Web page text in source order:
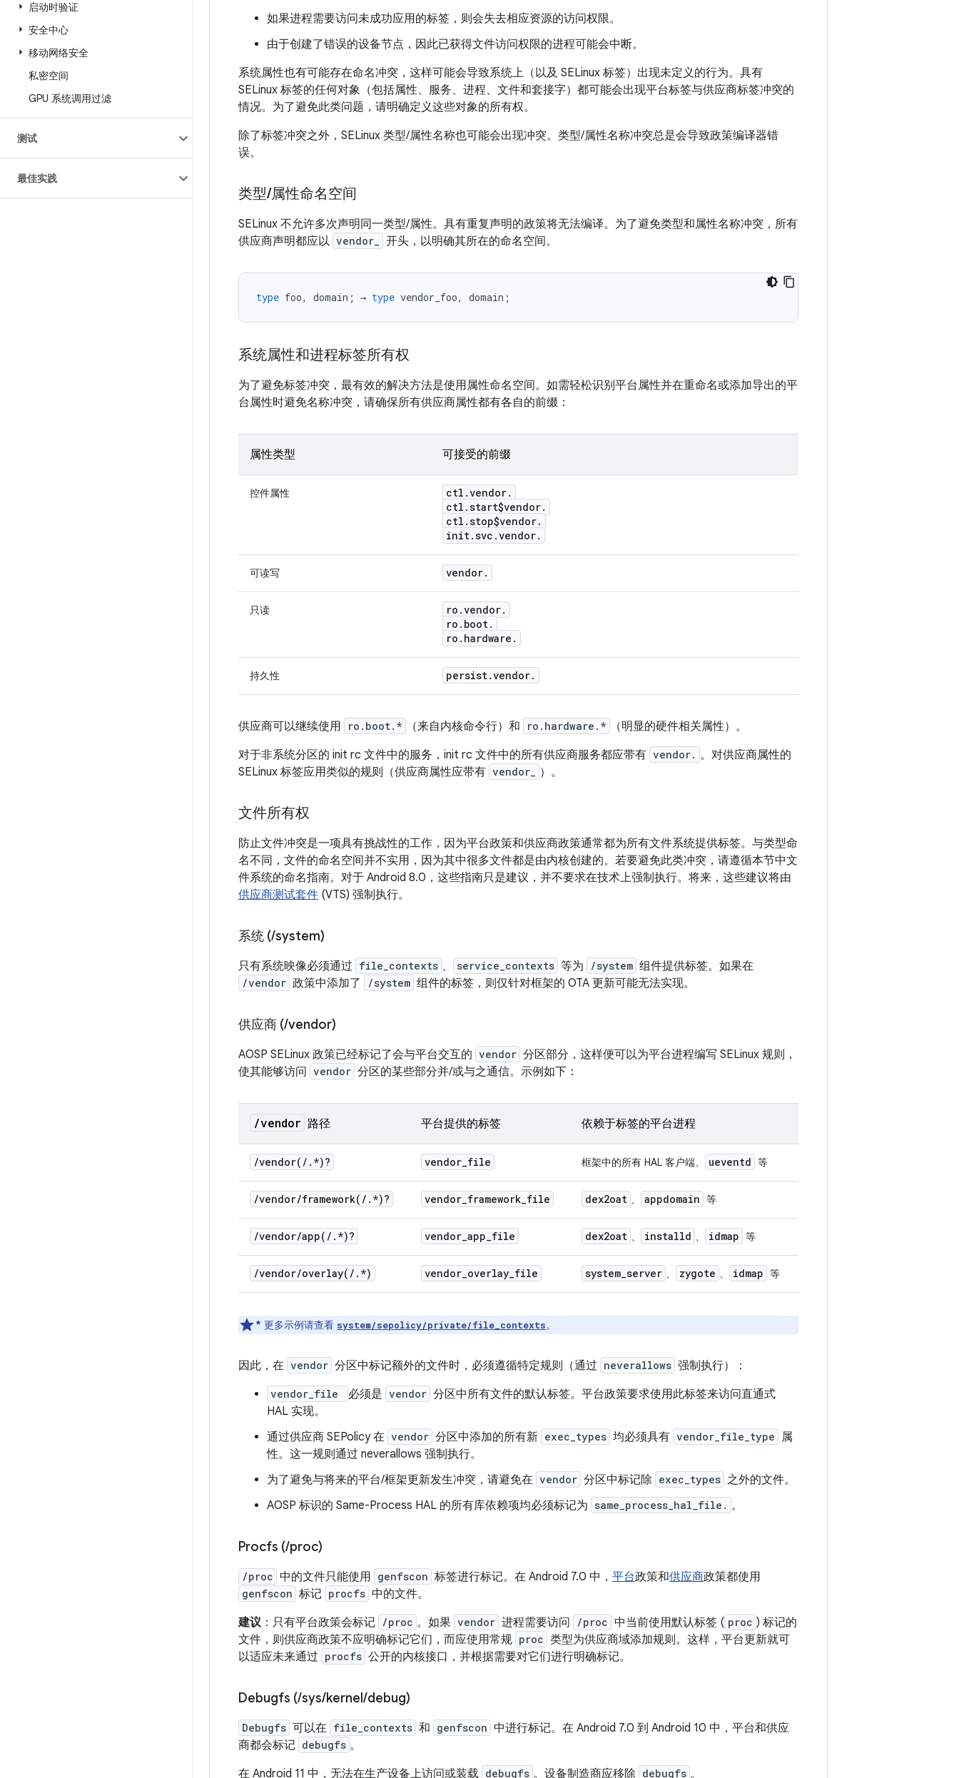
启动时验证
安全中心
移动网络安全
私密空间
GPU 系统调用过滤
测试
最佳实践
如果进程需要访问未成功应用的标签，则会失去相应资源的访问权限。
由于创建了错误的设备节点，因此已获得文件访问权限的进程可能会中断。
系统属性也有可能存在命名冲突，这样可能会导致系统上（以及 SELinux 标签）出现未定义的行为。具有
SELinux 标签的任何对象（包括属性、服务、进程、文件和套接字）都可能会出现平台标签与供应商标签冲突的
情况。为了避免此类问题，请明确定义这些对象的所有权。
除了标签冲突之外，SELinux 类型/属性名称也可能会出现冲突。类型/属性名称冲突总是会导致政策编译器错
误。
类型/属性命名空间
SELinux 不允许多次声明同一类型/属性。具有重复声明的政策将无法编译。为了避免类型和属性名称冲突，所有
供应商声明都应以 vendor_ 开头，以明确其所在的命名空间。
type foo, domain ; → type vendor_foo, domain ;
系统属性和进程标签所有权
为了避免标签冲突，最有效的解决方法是使用属性命名空间。如需轻松识别平台属性并在重命名或添加导出的平
台属性时避免名称冲突，请确保所有供应商属性都有各自的前缀：
属性类型 可接受的前缀
控件属性 ctl .vendor.
ctl .start$vendor.
ctl .stop$vendor.
init.svc .vendor.
可读写 vendor.
只读 ro .vendor.
ro . boot.
ro . hardware .
持久性 persist.vendor.
供应商可以继续使用 ro.boot.* （来自内核命令行）和 ro.hardware.*
（明显的硬件相关属性）。
对于非系统分区的 init rc 文件中的服务，init rc 文件中的所有供应商服务都应带有 vendor. 。对供应商属性的
SELinux 标签应用类似的规则（供应商属性应带有 vendor_ ）。
文件所有权
防止文件冲突是一项具有挑战性的工作，因为平台政策和供应商政策通常都为所有文件系统提供标签。与类型命
名不同，文件的命名空间并不实用，因为其中很多文件都是由内核创建的。若要避免此类冲突，请遵循本节中文
件系统的命名指南。对于 Android 8.0，这些指南只是建议，并不要求在技术上强制执行。将来，这些建议将由
供应商测试套件 (VTS) 强制执行。
系统 (/system)
只有系统映像必须通过 file_contexts 、 service_contexts 等为 /system 组件提供标签。如果在
/vendor 政策中添加了 /system 组件的标签，则仅针对框架的 OTA 更新可能无法实现。
供应商 (/vendor)
AOSP SELinux 政策已经标记了会与平台交互的 vendor 分区部分，这样便可以为平台进程编写 SELinux 规则，
使其能够访问 vendor 分区的某些部分并/或与之通信。示例如下：
/vendor 路径 平台提供的标签 依赖于标签的平台进程
/vendor( / . *)? vendor_file 框架中的所有 HAL 客户端、 ueventd 等
/vendor/framework( / . *)? vendor_framework_file dex2oat 、 appdomain 等
/vendor/app( / . *)? vendor_app_file dex2oat 、 installd 、 idmap 等
/vendor/overlay( / . *) vendor_overlay_file system_server 、 zygote 、 idmap 等
* 更多示例请查看 system/sepolicy/private/file_contexts。
因此，在 vendor 分区中标记额外的文件时，必须遵循特定规则（通过 neverallows 强制执行）：
vendor_file 必须是 vendor 分区中所有文件的默认标签。平台政策要求使用此标签来访问直通式
HAL 实现。
通过供应商 SEPolicy 在 vendor 分区中添加的所有新 exec_types 均必须具有 vendor_file_type 属
性。这一规则通过 neverallows 强制执行。
为了避免与将来的平台/框架更新发生冲突，请避免在 vendor 分区中标记除 exec_types 之外的文件。
AOSP 标识的 Same-Process HAL 的所有库依赖项均必须标记为 same_process_hal_file. 。
Procfs (/proc)
/proc 中的文件只能使用 genfscon 标签进行标记。在 Android 7.0 中， 平台政策和供应商政策都使用
genfscon 标记 procfs 中的文件。
建议：只有平台政策会标记 /proc 。如果 vendor 进程需要访问 /proc 中当前使用默认标签 ( proc ) 标记的
文件，则供应商政策不应明确标记它们，而应使用常规 proc 类型为供应商域添加规则。这样，平台更新就可
以适应未来通过 procfs 公开的内核接口，并根据需要对它们进行明确标记。
Debugfs (/sys/kernel /debug)
Debugfs 可以在 file_contexts 和 genfscon 中进行标记。在 Android 7.0 到 Android 10 中，平台和供应
商都会标记 debugfs 。
在 Android 11 中，无法在生产设备上访问或装载 debugfs 。设备制造商应移除 debugfs 。